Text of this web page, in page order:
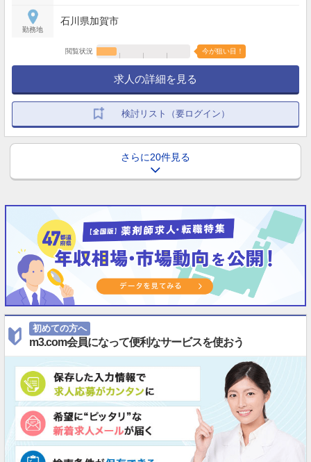
勤務地
石川県加賀市
閲覧状況 今が狙い目！
求人の詳細を見る
検討リスト（要ログイン）
さらに20件見る
初めての方へ
m3.com会員になって便利なサービスを使おう